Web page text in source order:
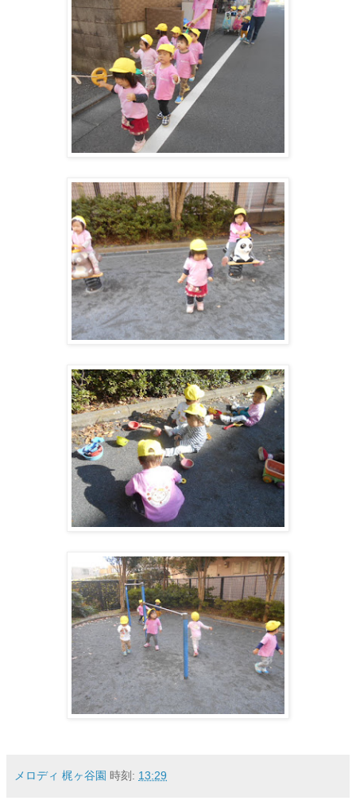
メロディ 梶ヶ谷園 時刻: 13:29